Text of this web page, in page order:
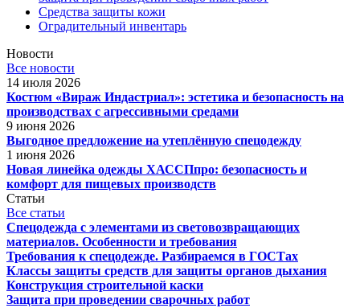
Средства защиты кожи
Оградительный инвентарь
Новости
Все новости
14 июля 2026
Костюм «Вираж Индастриал»: эстетика и безопасность на
производствах с агрессивными средами
9 июня 2026
Выгодное предложение на утеплённую спецодежду
1 июня 2026
Новая линейка одежды ХАССПпро: безопасность и
комфорт для пищевых производств
Статьи
Все статьи
Спецодежда с элементами из световозвращающих
материалов. Особенности и требования
Требования к спецодежде. Разбираемся в ГОСТах
Классы защиты средств для защиты органов дыхания
Конструкция строительной каски
Защита при проведении сварочных работ